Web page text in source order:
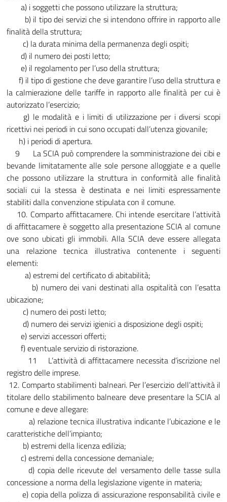
a) i soggetti che possono utilizzare la struttura;
b) il tipo dei servizi che si intendono offrire in rapporto alle
finalità della struttura;
c) la durata minima della permanenza degli ospiti;
d) il numero dei posti letto;
e) il regolamento per l’uso della struttura;
f) il tipo di gestione che deve garantire l’uso della struttura e
la calmierazione delle tariffe in rapporto alle finalità per cui è
autorizzato l’esercizio;
g) le modalità e i limiti di utilizzazione per i diversi scopi
ricettivi nei periodi in cui sono occupati dall’utenza giovanile;
h) i periodi di apertura.
9 La SCIA può comprendere la somministrazione dei cibi e
bevande limitatamente alle sole persone alloggiate e a quelle
che possono utilizzare la struttura in conformità alle finalità
sociali cui la stessa è destinata e nei limiti espressamente
stabiliti dalla convenzione stipulata con il comune.
10. Comparto affittacamere. Chi intende esercitare l’attività
di affittacamere è soggetto alla presentazione SCIA al comune
ove sono ubicati gli immobili. Alla SCIA deve essere allegata
una relazione tecnica illustrativa contenente i seguenti
elementi:
a) estremi del certificato di abitabilità;
b) numero dei vani destinati alla ospitalità con l’esatta
ubicazione;
c) numero dei posti letto;
d) numero dei servizi igienici a disposizione degli ospiti;
e) servizi accessori offerti;
f) eventuale servizio di ristorazione.
11 L’attività di affittacamere necessita d’iscrizione nel
registro delle imprese.
12. Comparto stabilimenti balneari. Per l’esercizio dell’attività il
titolare dello stabilimento balneare deve presentare la SCIA al
comune e deve allegare:
a) relazione tecnica illustrativa indicante l’ubicazione e le
caratteristiche dell’impianto;
b) estremi della licenza edilizia;
c) estremi della concessione demaniale;
d) copia delle ricevute del versamento delle tasse sulla
concessione a norma della legislazione vigente in materia;
e) copia della polizza di assicurazione responsabilità civile e